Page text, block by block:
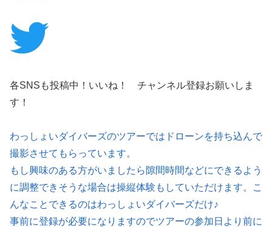
各SNSも投稿中！いいね！ チャンネル登録お願いしま
す！
わっしょいダイバーズのツアーではドローンを持ち込んで
撮影させてもらっています。
もし興味のある方がいましたら隙間時間などにできるよう
に調整できそうな場合は操縦体験もしていただけます。こ
んなことできるのはわっしょいダイバーズだけ♪
事前に登録が必要になりますのでツアーの参加日より前に